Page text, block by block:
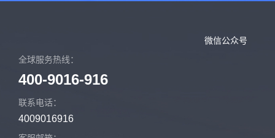
微信公众号
全球服务热线：
400-9016-916
联系电话：
4009016916